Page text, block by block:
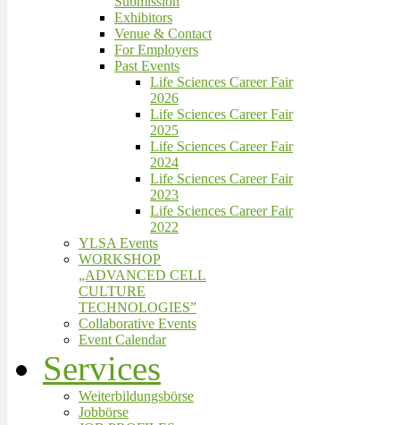
Exhibitors
Venue & Contact
For Employers
Past Events
Life Sciences Career Fair
2026
Life Sciences Career Fair
2025
Life Sciences Career Fair
2024
Life Sciences Career Fair
2023
Life Sciences Career Fair
2022
YLSA Events
WORKSHOP
„ADVANCED CELL
CULTURE
TECHNOLOGIES”
Collaborative Events
Event Calendar
Services
Weiterbildungsbörse
Jobbörse